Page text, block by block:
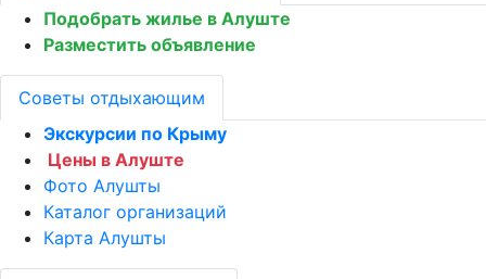
Подобрать жилье в Алуште
Разместить объявление
Советы отдыхающим
Экскурсии по Крыму
Цены в Алуште
Фото Алушты
Каталог организаций
Карта Алушты